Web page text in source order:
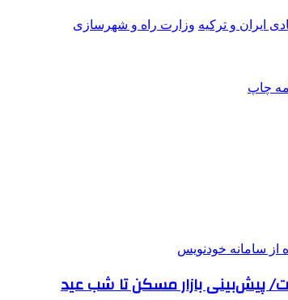
ایران و ترکیه وزارت راه و شهرسازی
چاپ
پیش‌بینی بازار مسکن تا شب عید